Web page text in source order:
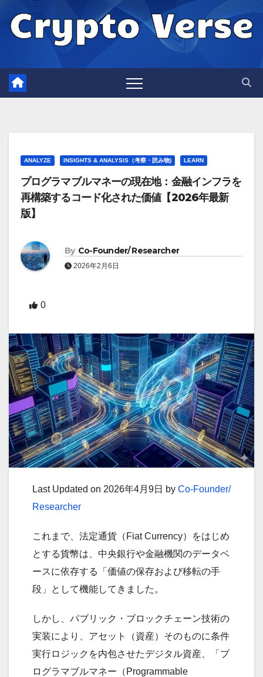
Skip
ANALYZE INSIGHTS & ANALYSIS（考察・読み物) LEARN
プログラマブルマネーの現在地：金融インフラを
再構築するコード化された価値【2026年最新
版】
By Co-Founder/ Researcher
2026年2月6日
0
Last Updated on 2026年4月9日 by Co-Founder/
Researcher
これまで、法定通貨（Fiat Currency）をはじめ
とする貨幣は、中央銀行や金融機関のデータベ
ースに依存する「価値の保存および移転の手
段」として機能してきました。
しかし、パブリック・ブロックチェーン技術の
実装により、アセット（資産）そのものに条件
実行ロジックを内包させたデジタル資産、「プ
ログラマブルマネー（Programmable